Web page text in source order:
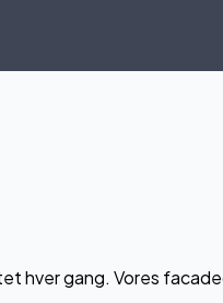
hver gang. Vores